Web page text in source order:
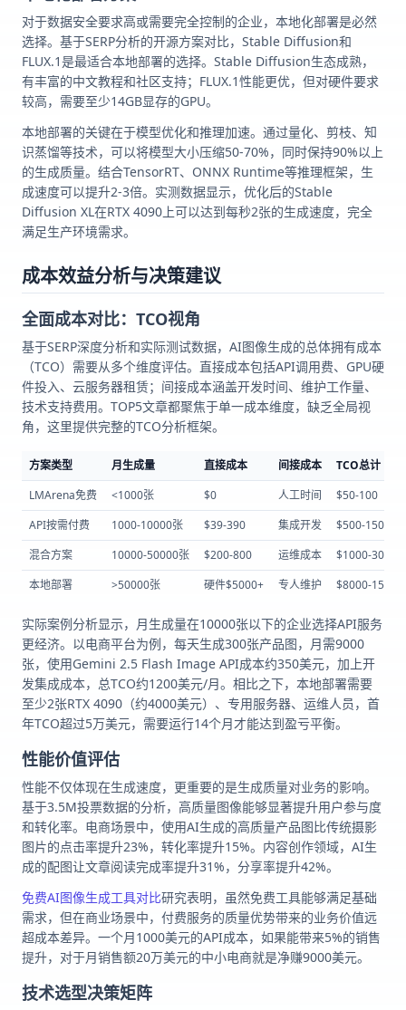
对于数据安全要求高或需要完全控制的企业，本地化部署是必然
选择。基于SERP分析的开源方案对比，Stable Diffusion和
FLUX.1是最适合本地部署的选择。Stable Diffusion生态成熟，
有丰富的中文教程和社区支持；FLUX.1性能更优，但对硬件要求
较高，需要至少14GB显存的GPU。
本地部署的关键在于模型优化和推理加速。通过量化、剪枝、知
识蒸馏等技术，可以将模型大小压缩50-70%，同时保持90%以上
的生成质量。结合TensorRT、ONNX Runtime等推理框架，生
成速度可以提升2-3倍。实测数据显示，优化后的Stable
Diffusion XL在RTX 4090上可以达到每秒2张的生成速度，完全
满足生产环境需求。
成本效益分析与决策建议
全面成本对比：TCO视角
基于SERP深度分析和实际测试数据，AI图像生成的总体拥有成本
（TCO）需要从多个维度评估。直接成本包括API调用费、GPU硬
件投入、云服务器租赁；间接成本涵盖开发时间、维护工作量、
技术支持费用。TOP5文章都聚焦于单一成本维度，缺乏全局视
角，这里提供完整的TCO分析框架。
方案类型 月生成量 直接成本 间接成本
TCO总计
LMArena免费
<1000张 $0 人工时间
$50-100
API按需付费
1000-10000张 $39-390 集成开发
$500-1500
混合方案
10000-50000张 $200-800 运维成本
$1000-3000
本地部署
>50000张 硬件$5000+ 专人维护 $8000-15000
实际案例分析显示，月生成量在10000张以下的企业选择API服务
更经济。以电商平台为例，每天生成300张产品图，月需9000
张，使用Gemini 2.5 Flash Image API成本约350美元，加上开
发集成成本，总TCO约1200美元/月。相比之下，本地部署需要
至少2张RTX 4090（约4000美元）、专用服务器、运维人员，首
年TCO超过5万美元，需要运行14个月才能达到盈亏平衡。
性能价值评估
性能不仅体现在生成速度，更重要的是生成质量对业务的影响。
基于3.5M投票数据的分析，高质量图像能够显著提升用户参与度
和转化率。电商场景中，使用AI生成的高质量产品图比传统摄影
图片的点击率提升23%，转化率提升15%。内容创作领域，AI生
成的配图让文章阅读完成率提升31%，分享率提升42%。
免费AI图像生成工具对比研究表明，虽然免费工具能够满足基础
需求，但在商业场景中，付费服务的质量优势带来的业务价值远
超成本差异。一个月1000美元的API成本，如果能带来5%的销售
提升，对于月销售额20万美元的中小电商就是净赚9000美元。
技术选型决策矩阵